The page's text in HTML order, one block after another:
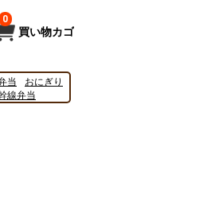
買い物カゴ
0
当
おにぎり
線弁当